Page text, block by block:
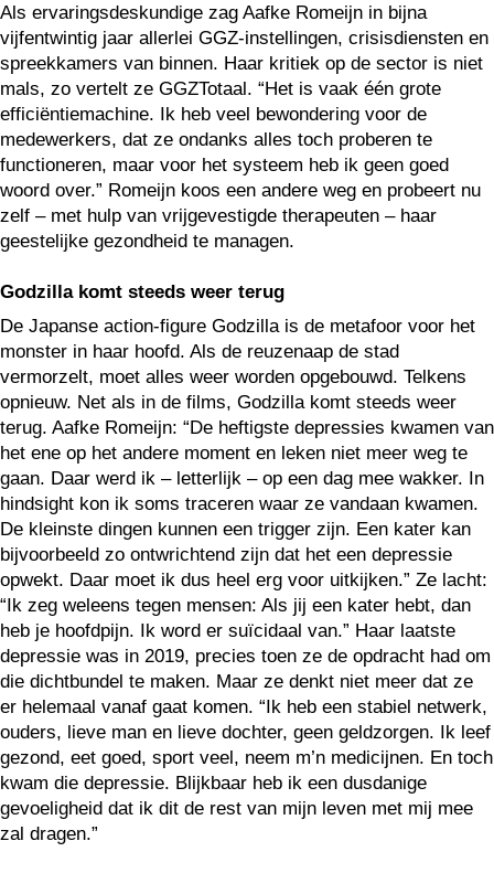
Als ervaringsdeskundige zag Aafke Romeijn in bijna
vijfentwintig jaar allerlei GGZ-instellingen, crisisdiensten en
spreekkamers van binnen. Haar kritiek op de sector is niet
mals, zo vertelt ze GGZTotaal. “Het is vaak één grote
efficiëntiemachine. Ik heb veel bewondering voor de
medewerkers, dat ze ondanks alles toch proberen te
functioneren, maar voor het systeem heb ik geen goed
woord over.” Romeijn koos een andere weg en probeert nu
zelf – met hulp van vrijgevestigde therapeuten – haar
geestelijke gezondheid te managen.
Godzilla komt steeds weer terug
De Japanse action-figure Godzilla is de metafoor voor het
monster in haar hoofd. Als de reuzenaap de stad
vermorzelt, moet alles weer worden opgebouwd. Telkens
opnieuw. Net als in de films, Godzilla komt steeds weer
terug. Aafke Romeijn: “De heftigste depressies kwamen van
het ene op het andere moment en leken niet meer weg te
gaan. Daar werd ik – letterlijk – op een dag mee wakker. In
hindsight kon ik soms traceren waar ze vandaan kwamen.
De kleinste dingen kunnen een trigger zijn. Een kater kan
bijvoorbeeld zo ontwrichtend zijn dat het een depressie
opwekt. Daar moet ik dus heel erg voor uitkijken.” Ze lacht:
“Ik zeg weleens tegen mensen: Als jij een kater hebt, dan
heb je hoofdpijn. Ik word er suïcidaal van.” Haar laatste
depressie was in 2019, precies toen ze de opdracht had om
die dichtbundel te maken. Maar ze denkt niet meer dat ze
er helemaal vanaf gaat komen. “Ik heb een stabiel netwerk,
ouders, lieve man en lieve dochter, geen geldzorgen. Ik leef
gezond, eet goed, sport veel, neem m’n medicijnen. En toch
kwam die depressie. Blijkbaar heb ik een dusdanige
gevoeligheid dat ik dit de rest van mijn leven met mij mee
zal dragen.”